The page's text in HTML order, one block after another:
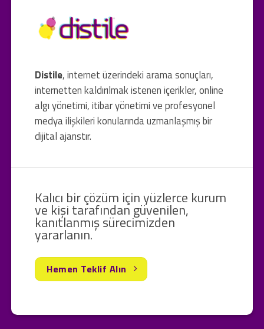
Distile, internet üzerindeki arama sonuçları,
internetten kaldırılmak istenen içerikler, online
algı yönetimi, itibar yönetimi ve profesyonel
medya ilişkileri konularında uzmanlaşmış bir
dijital ajanstır.
Kalıcı bir çözüm için yüzlerce kurum
ve kişi tarafından güvenilen,
kanıtlanmış sürecimizden
yararlanın.
Hemen Teklif Alın